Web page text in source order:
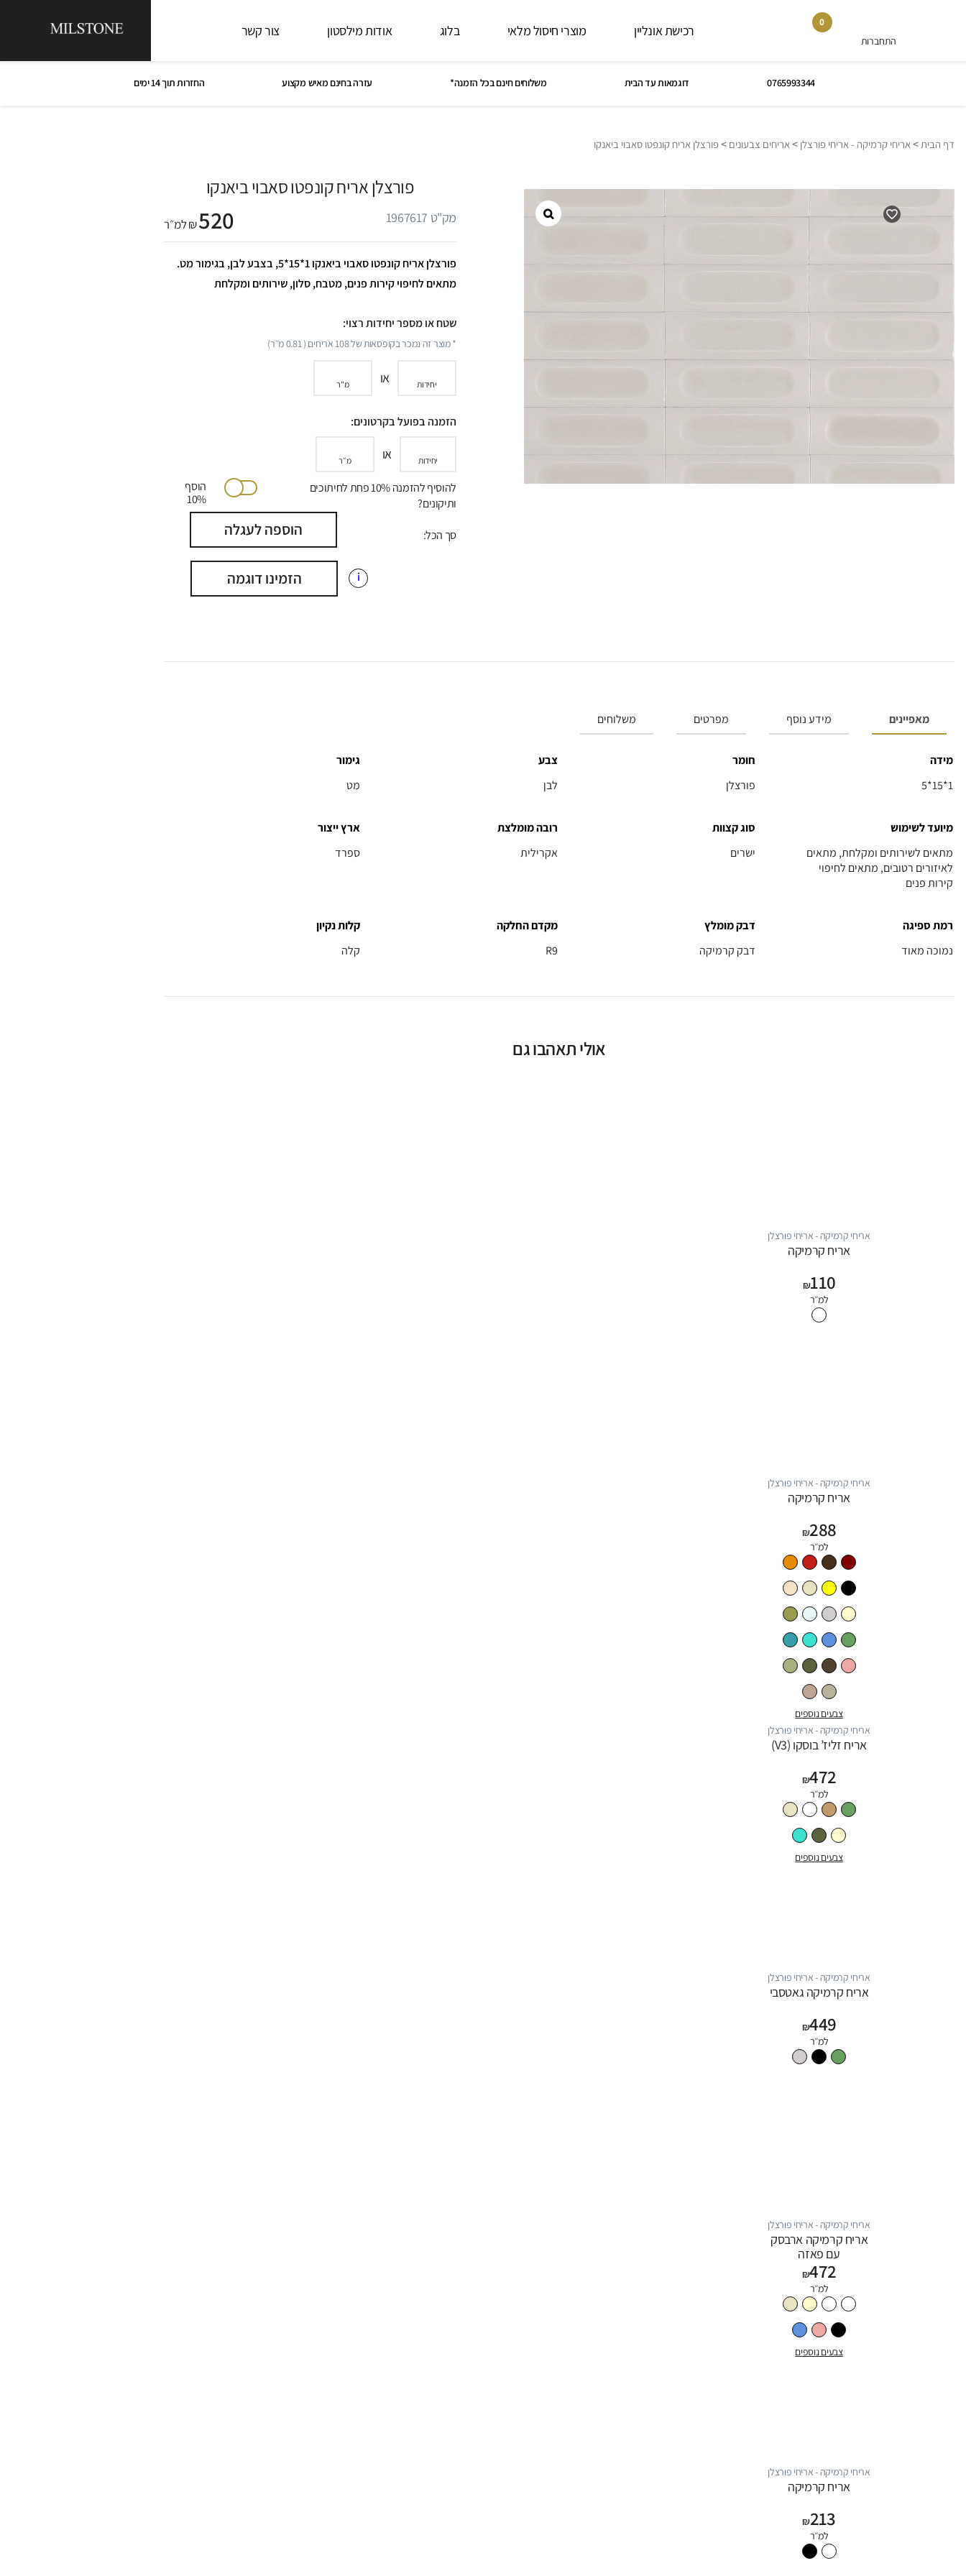
התחברות
0
רכישת אונליין מוצרי חיסול מלאי בלוג אודות מילסטון צור קשר
0765993344 דוגמאות עד הבית משלוחים חינם בכל הזמנה* עזרה בחינם מאיש מקצוע החזרות תוך 14 ימים
דף הבית>אריחי קרמיקה - אריחי פורצלן >אריחים צבעונים >פורצלן אריח קונפטו סאבוי ביאנקו
פורצלן אריח קונפטו סאבוי ביאנקו
מק"ט 1967617 520₪ למ״ר
פורצלן אריח קונפטו סאבוי ביאנקו 1*15*5, בצבע לבן, בגימור מט.
מתאים לחיפוי קירות פנים, מטבח, סלון, שירותים ומקלחת
שטח או מספר יחידות רצוי:
* מוצר זה נמכר בקופסאות של108אריחים (0.81מ״ר)
יחידות או מ"ר
הזמנה בפועל בקרטונים:
יחידות או מ״ר
להוסיף להזמנה 10% פחת לחיתוכים
ותיקונים?
הוסף
10%
סך הכל: הוספה לעגלה
הזמינו דוגמה i
מאפיינים מידע נוסף מפרטים משלוחים
מידה
5*15*1
חומר
פורצלן
צבע
לבן
גימור
מט
מיועד לשימוש
מתאים לשירותים ומקלחת, מתאים
לאיזורים רטובים, מתאים לחיפוי
קירות פנים
סוג קצוות
ישרים
רובה מומלצת
אקרילית
ארץ ייצור
ספרד
רמת ספיגה
נמוכה מאוד
דבק מומלץ
דבק קרמיקה
מקדם החלקה
R9
קלות נקיון
קלה
אולי תאהבו גם
אריחי קרמיקה - אריחי פורצלן
אריח קרמיקה
₪110
למ״ר
אריחי קרמיקה - אריחי פורצלן
אריח קרמיקה
₪288
למ״ר
צבעים נוספים
אריחי קרמיקה - אריחי פורצלן
אריח זליז’ בוסקו (V3)
₪472
למ״ר
צבעים נוספים
אריחי קרמיקה - אריחי פורצלן
אריח קרמיקה גאטסבי
₪449
למ״ר
אריחי קרמיקה - אריחי פורצלן
אריח קרמיקה ארבסק
עם פאזה
₪472
למ״ר
צבעים נוספים
אריחי קרמיקה - אריחי פורצלן
אריח קרמיקה
₪213
למ״ר